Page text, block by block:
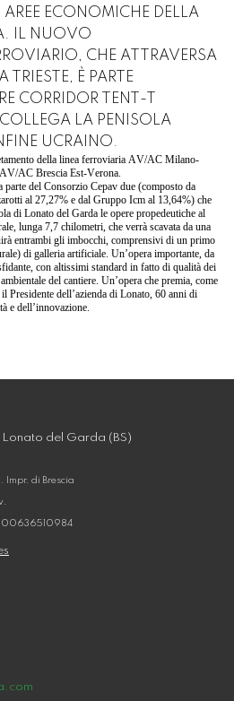
AREE ECONOMICHE DELLA
IL NUOVO
CHE ATTRAVERSA
TRIESTE, È PARTE
CORRIDOR TENT-T
LA PENISOLA
UCRAINO.
della linea ferroviaria AV/AC Milano-
AC Brescia Est-Verona.
parte del Consorzio Cepav due (composto da
al 27,27% e dal Gruppo Icm al 13,64%) che
di Lonato del Garda le opere propedeutiche al
lunga 7,7 chilometri, che verrà scavata da una
entrambi gli imbocchi, comprensivi di un primo
di galleria artificiale. Un’opera importante, da
con altissimi standard in fatto di qualità dei
del cantiere. Un’opera che premia, come
Presidente dell’azienda di Lonato, 60 anni di
e dell’innovazione.
del Garda (BS)
Impr. di Brescia
00636510984